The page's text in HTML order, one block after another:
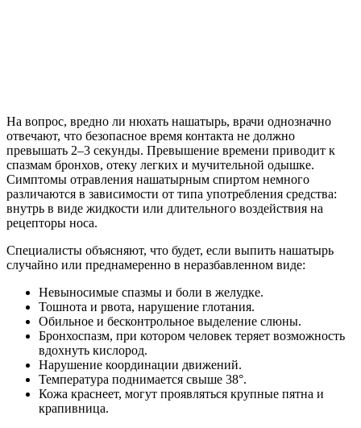
На вопрос, вредно ли нюхать нашатырь, врачи однозначно
отвечают, что безопасное время контакта не должно
превышать 2–3 секунды. Превышение времени приводит к
спазмам бронхов, отеку легких и мучительной одышке.
Симптомы отравления нашатырным спиртом немного
различаются в зависимости от типа употребления средства:
внутрь в виде жидкости или длительного воздействия на
рецепторы носа.
Специалисты объясняют, что будет, если выпить нашатырь
случайно или преднамеренно в неразбавленном виде:
Невыносимые спазмы и боли в желудке.
Тошнота и рвота, нарушение глотания.
Обильное и бесконтрольное выделение слюны.
Бронхоспазм, при котором человек теряет возможность
вдохнуть кислород.
Нарушение координации движений.
Температура поднимается свыше 38°.
Кожа краснеет, могут проявляться крупные пятна и
крапивница.